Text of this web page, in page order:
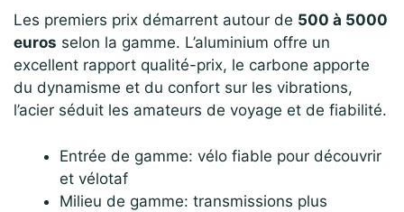
Les premiers prix démarrent autour de 500 à 5000
euros selon la gamme. L’aluminium offre un
excellent rapport qualité-prix, le carbone apporte
du dynamisme et du confort sur les vibrations,
l’acier séduit les amateurs de voyage et de fiabilité.
Entrée de gamme: vélo fiable pour découvrir
et vélotaf
Milieu de gamme: transmissions plus